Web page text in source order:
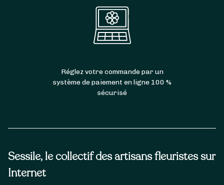
Sessile, le collectif des artisans fleuristes sur
Internet
Réglez votre commande par un
système de paiement en ligne 100 %
sécurisé